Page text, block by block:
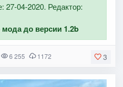
27-04-2020. Редактор:
до версии 1.2b
3
6 255 1172